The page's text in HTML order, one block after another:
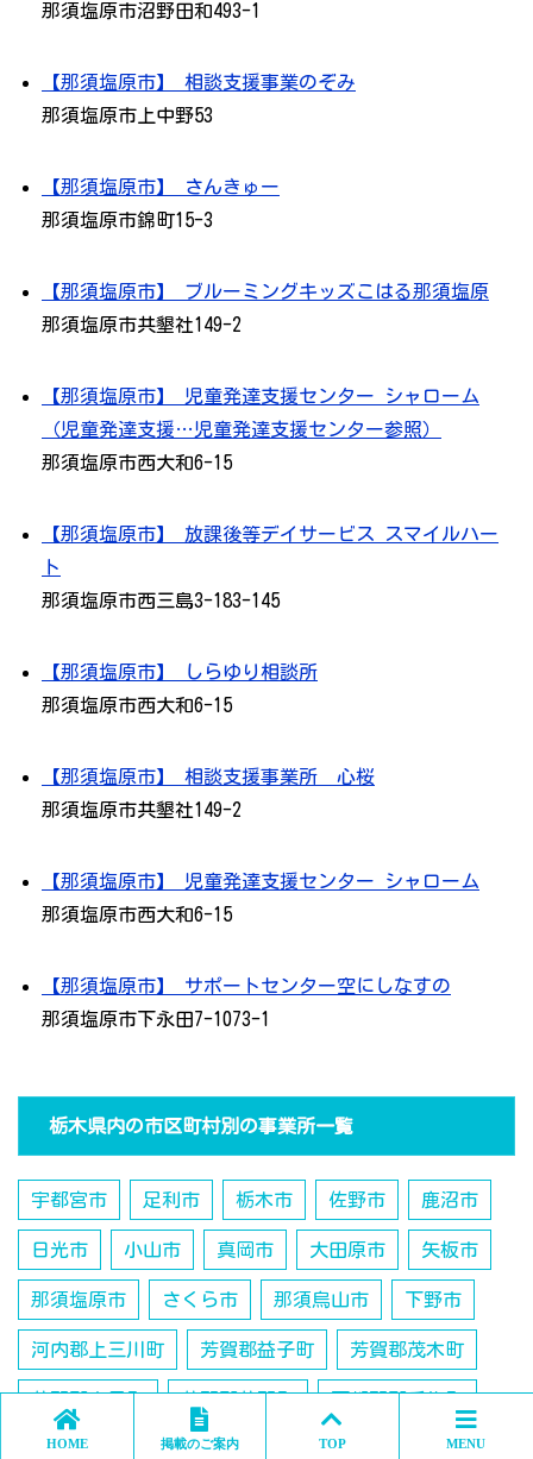
那須塩原市沼野田和493-1
【那須塩原市】 相談支援事業のぞみ
那須塩原市上中野53
【那須塩原市】 さんきゅー
那須塩原市錦町15-3
【那須塩原市】 ブルーミングキッズこはる那須塩原
那須塩原市共墾社149-2
【那須塩原市】 児童発達支援センター シャローム
（児童発達支援…児童発達支援センター参照）
那須塩原市西大和6-15
【那須塩原市】 放課後等デイサービス スマイルハー
ト
那須塩原市西三島3-183-145
【那須塩原市】 しらゆり相談所
那須塩原市西大和6-15
【那須塩原市】 相談支援事業所 心桜
那須塩原市共墾社149-2
【那須塩原市】 児童発達支援センター シャローム
那須塩原市西大和6-15
【那須塩原市】 サポートセンター空にしなすの
那須塩原市下永田7-1073-1
栃木県内の市区町村別の事業所一覧
宇都宮市 足利市 栃木市 佐野市 鹿沼市
日光市 小山市 真岡市 大田原市 矢板市
那須塩原市 さくら市 那須烏山市 下野市
河内郡上三川町 芳賀郡益子町 芳賀郡茂木町
芳賀郡市貝町 芳賀郡芳賀町 下都賀郡壬生町
下都賀郡野木町 塩谷郡塩谷町 塩谷郡高根沢町
HOME 掲載のご案内 TOP MENU